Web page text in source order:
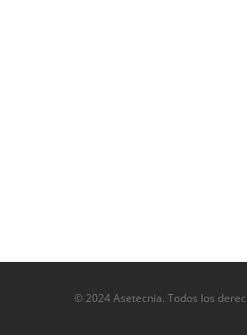
© 2024 Asetecnia. Todos los